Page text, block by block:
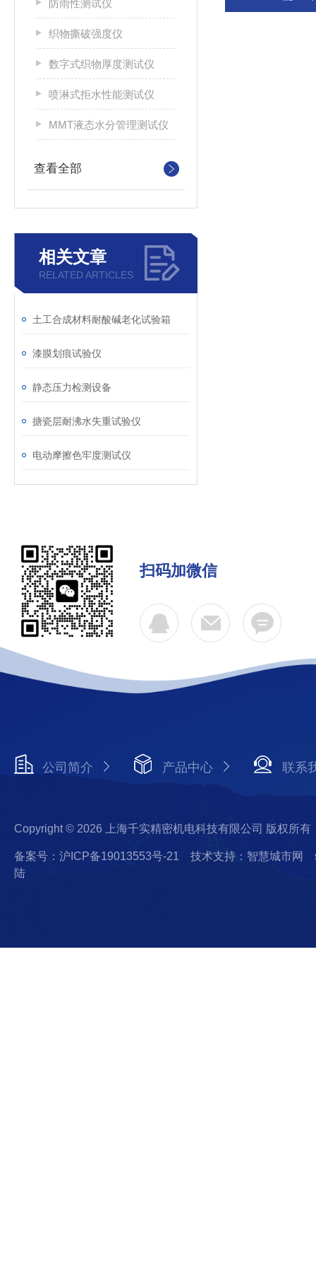
防雨性测试仪
织物撕破强度仪
数字式织物厚度测试仪
喷淋式拒水性能测试仪
MMT液态水分管理测试仪
查看全部
相关文章
RELATED ARTICLES
土工合成材料耐酸碱老化试验箱
漆膜划痕试验仪
静态压力检测设备
搪瓷层耐沸水失重试验仪
电动摩擦色牢度测试仪
扫码加微信
公司简介 产品中心 联系
Copyright © 2026 上海千实精密机电科技有限公司 版权所有
备案号：沪ICP备19013553号-21 技术支持：智慧城市网
陆